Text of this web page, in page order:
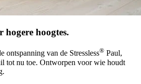
hoogtes.
ontspanning van de Stressless® Paul,
tot nu toe. Ontworpen voor wie houdt